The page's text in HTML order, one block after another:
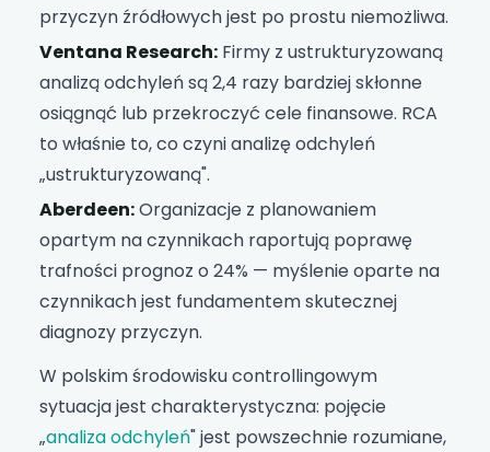
przyczyn źródłowych jest po prostu niemożliwa.
Ventana Research: Firmy z ustrukturyzowaną
analizą odchyleń są 2,4 razy bardziej skłonne
osiągnąć lub przekroczyć cele finansowe. RCA
to właśnie to, co czyni analizę odchyleń
„ustrukturyzowaną".
Aberdeen:Organizacje z planowaniem
opartym na czynnikach raportują poprawę
trafności prognoz o 24% — myślenie oparte na
czynnikach jest fundamentem skutecznej
diagnozy przyczyn.
W polskim środowisku controllingowym
sytuacja jest charakterystyczna: pojęcie
„analiza odchyleń" jest powszechnie rozumiane,